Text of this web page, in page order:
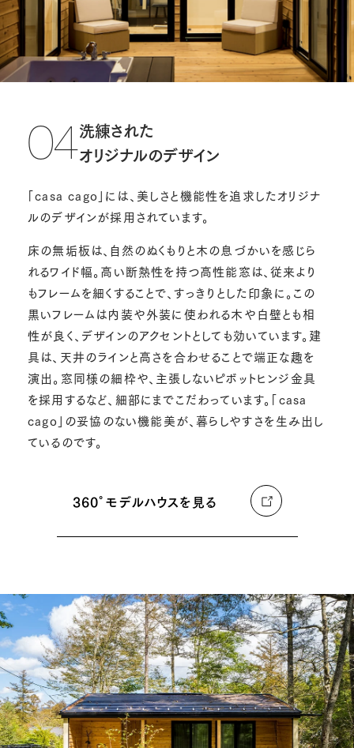
04洗練された
オリジナルのデザイン
「casa cago」には、美しさと機能性を追求したオリジナ
ルのデザインが採用されています。
床の無垢板は、自然のぬくもりと木の息づかいを感じら
れるワイド幅。高い断熱性を持つ高性能窓は、従来より
もフレームを細くすることで、すっきりとした印象に。この
黒いフレームは内装や外装に使われる木や白壁とも相
性が良く、デザインのアクセントとしても効いています。建
具は、天井のラインと高さを合わせることで端正な趣を
演出。窓同様の細枠や、主張しないピボットヒンジ金具
を採用するなど、細部にまでこだわっています。「casa
cago」の妥協のない機能美が、暮らしやすさを生み出し
ているのです。
360°モデルハウスを見る